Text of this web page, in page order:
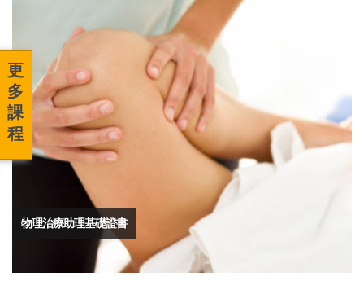
物理治療助理基礎證書